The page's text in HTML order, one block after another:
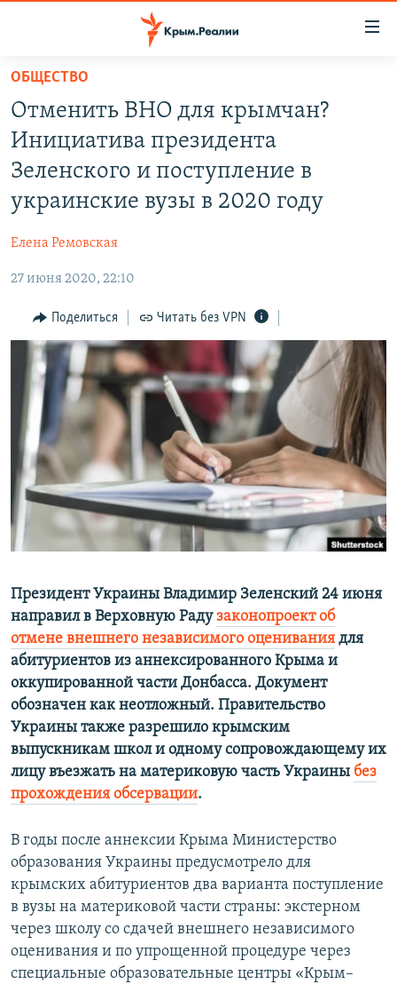
Вернуться
основному
содержанию
Вернутся
главной
Вернутся
ВОДА
ИНФОГРАФИКА
ТЕЛЕПРОЕКТ КРЫМ.РЕАЛИИ
СОВЕТЫ ПРАВОЗАЩИТНИКОВ
ПРОПАВШИЕ БЕЗ ВЕСТИ
ПОБЕДИТЕЛЕЙ НЕ СУДЯТ?
КРЫМ.НЕПОКОРЕННЫЙ
ELIFBE
УКРАИНСКАЯ ПРОБЛЕМА КРЫМА
КАК ОБОЙТИ БЛОКИРОВКУ
Qırımtatar
ПРИСОЕДИНЯЙТЕСЬ!
Все сайты RFE/RL
ОБЩЕСТВО
Отменить ВНО для крымчан?
Инициатива президента
Зеленского и поступление в
украинские вузы в 2020 году
Елена Ремовская
27 июня 2020, 22:10
Поделиться Читать без VPN
Президент Украины Владимир Зеленский 24 июня
направил в Верховную Радузаконопроект об
отмене внешнего независимого оценивания для
абитуриентов из аннексированного Крыма и
оккупированной части Донбасса. Документ
обозначен как неотложный. Правительство
Украины также разрешило крымским
выпускникам школ и одному сопровождающему их
лицу въезжать на материковую часть Украины без
прохождения обсервации.
В годы после аннексии Крыма Министерство
образования Украины предусмотрело для
крымских абитуриентов два варианта поступление
в вузы на материковой части страны: экстерном
через школу со сдачей внешнего независимого
оценивания и по упрощенной процедуре через
специальные образовательные центры «Крым–